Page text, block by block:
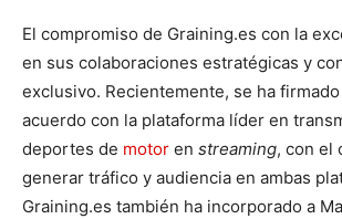
El compromiso de Graining.es con la
en sus colaboraciones estratégicas y
exclusivo. Recientemente, se ha
acuerdo con la plataforma líder en
deportes de motor en streaming, con el
generar tráfico y audiencia en ambas
Graining.es también ha incorporado a